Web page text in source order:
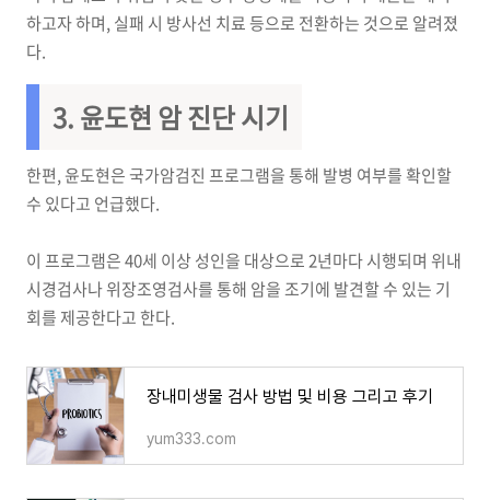
하고자 하며, 실패 시 방사선 치료 등으로 전환하는 것으로 알려졌
다.
3. 윤도현 암 진단 시기
한편, 윤도현은 국가암검진 프로그램을 통해 발병 여부를 확인할
수 있다고 언급했다.
이 프로그램은 40세 이상 성인을 대상으로 2년마다 시행되며 위내
시경검사나 위장조영검사를 통해 암을 조기에 발견할 수 있는 기
회를 제공한다고 한다.
장내미생물 검사 방법 및 비용 그리고 후기
yum333.com